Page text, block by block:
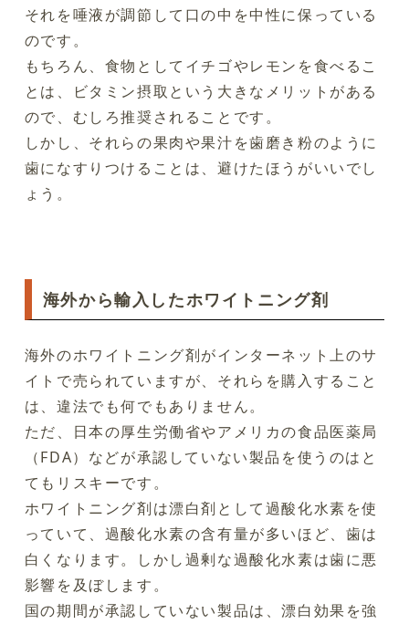
それを唾液が調節して口の中を中性に保っている
のです。
もちろん、食物としてイチゴやレモンを食べるこ
とは、ビタミン摂取という大きなメリットがある
ので、むしろ推奨されることです。
しかし、それらの果肉や果汁を歯磨き粉のように
歯になすりつけることは、避けたほうがいいでし
ょう。
海外から輸入したホワイトニング剤
海外のホワイトニング剤がインターネット上のサ
イトで売られていますが、それらを購入すること
は、違法でも何でもありません。
ただ、日本の厚生労働省やアメリカの食品医薬局
（FDA）などが承認していない製品を使うのはと
てもリスキーです。
ホワイトニング剤は漂白剤として過酸化水素を使
っていて、過酸化水素の含有量が多いほど、歯は
白くなります。しかし過剰な過酸化水素は歯に悪
影響を及ぼします。
国の期間が承認していない製品は、漂白効果を強